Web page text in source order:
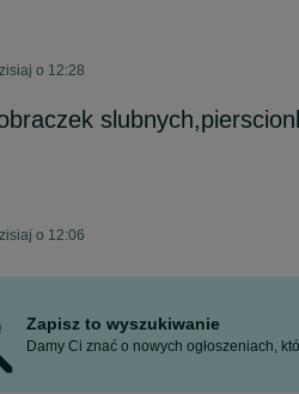
o 12:28
o 12:06
Zapisz to wyszukiwanie
Damy Ci znać o nowych ogłoszeniach,